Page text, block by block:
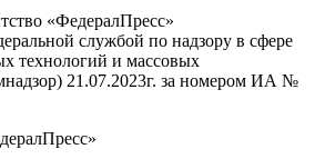
«ФедералПресс»
службой по надзору в сфере
технологий и массовых
21.07.2023г. за номером ИА №